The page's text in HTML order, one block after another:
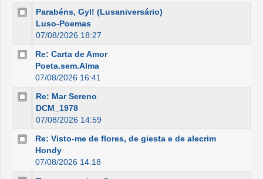
Parabéns, Gyl! (Lusaniversário)
Luso-Poemas
07/08/2026 18:27
Re: Carta de Amor
Poeta.sem.Alma
07/08/2026 16:41
Re: Mar Sereno
DCM_1978
07/08/2026 14:59
Re: Visto-me de flores, de giesta e de alecrim
Hondy
07/08/2026 14:18